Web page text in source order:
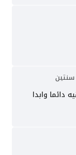
سنتين
دائما وابدا